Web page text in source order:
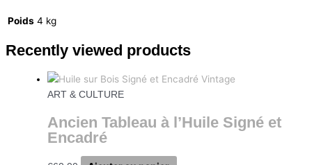
Poids 4 kg
Recently viewed products
ART & CULTURE
Ancien Tableau à l’Huile Signé et
Encadré